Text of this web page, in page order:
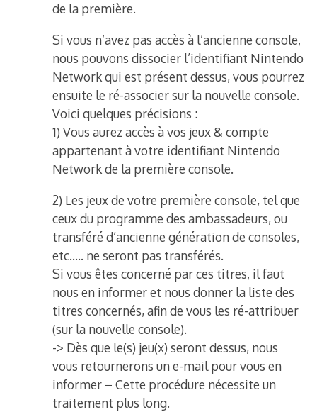
de la première.
Si vous n’avez pas accès à l’ancienne console,
nous pouvons dissocier l’identifiant Nintendo
Network qui est présent dessus, vous pourrez
ensuite le ré-associer sur la nouvelle console.
Voici quelques précisions :
1) Vous aurez accès à vos jeux & compte
appartenant à votre identifiant Nintendo
Network de la première console.
2) Les jeux de votre première console, tel que
ceux du programme des ambassadeurs, ou
transféré d’ancienne génération de consoles,
etc….. ne seront pas transférés.
Si vous êtes concerné par ces titres, il faut
nous en informer et nous donner la liste des
titres concernés, afin de vous les ré-attribuer
(sur la nouvelle console).
-> Dès que le(s) jeu(x) seront dessus, nous
vous retournerons un e-mail pour vous en
informer – Cette procédure nécessite un
traitement plus long.